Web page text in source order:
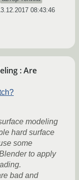
08:43:46
: Are
modeling
hard surface
some
to apply
bad and